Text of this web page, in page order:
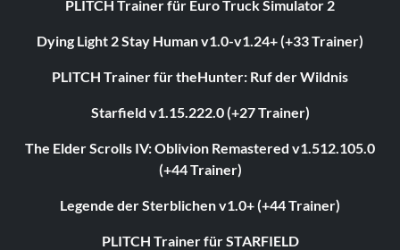
PLITCH Trainer für Euro Truck Simulator 2
Dying Light 2 Stay Human v1.0-v1.24+ (+33 Trainer)
PLITCH Trainer für theHunter: Ruf der Wildnis
Starfield v1.15.222.0 (+27 Trainer)
The Elder Scrolls IV: Oblivion Remastered v1.512.105.0
(+44 Trainer)
Legende der Sterblichen v1.0+ (+44 Trainer)
PLITCH Trainer für STARFIELD